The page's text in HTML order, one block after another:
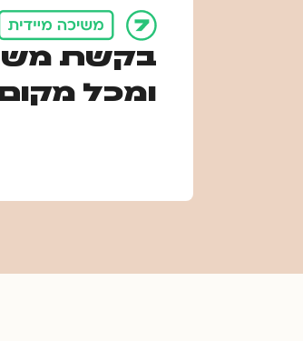
בקשת
ומכל